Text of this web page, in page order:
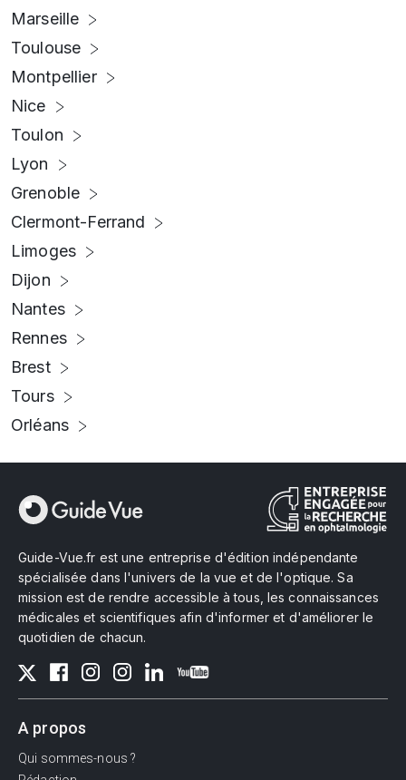
Marseille
Toulouse
Montpellier
Nice
Toulon
Lyon
Grenoble
Clermont-Ferrand
Limoges
Dijon
Nantes
Rennes
Brest
Tours
Orléans
Guide-Vue.fr est une entreprise d'édition indépendante
spécialisée dans l'univers de la vue et de l'optique. Sa
mission est de rendre accessible à tous, les connaissances
médicales et scientifiques afin d'informer et d'améliorer le
quotidien de chacun.
A propos
Qui sommes-nous ?